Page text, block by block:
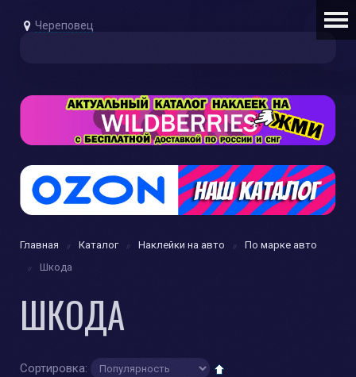
Череповец
Главная Каталог Наклейки на авто
По марке авто
Шкода
ШКОДА
Сортировка: